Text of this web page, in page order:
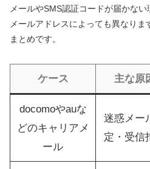
メールやSMS認証コードが届かな
メールアドレスによっても異なり
まとめです。
ケース 主な原
docomoやauな
どのキャリアメ
ール
迷惑メー
定・受信